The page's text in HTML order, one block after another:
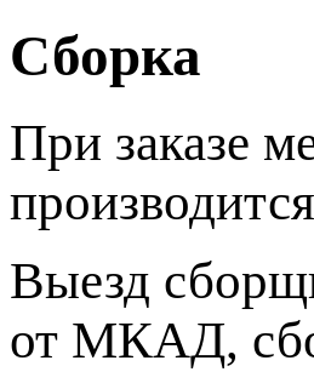
Сборка
При заказе
производится
Выезд
от МКАД,